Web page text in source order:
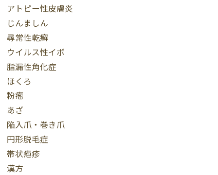
アトピー性皮膚炎
じんましん
尋常性乾癬
ウイルス性イボ
脂漏性角化症
ほくろ
粉瘤
あざ
陥入爪・巻き爪
円形脱毛症
帯状疱疹
漢方